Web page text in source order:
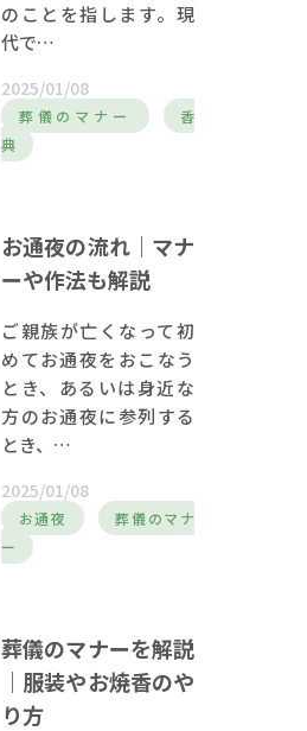
のことを指します。現
代で…
2025/01/08
葬儀のマナー
香
典
お通夜の流れ｜マナ
ーや作法も解説
ご親族が亡くなって初
めてお通夜をおこなう
とき、あるいは身近な
方のお通夜に参列する
とき、…
2025/01/08
お通夜
葬儀のマナ
ー
葬儀のマナーを解説
｜服装やお焼香のや
り方